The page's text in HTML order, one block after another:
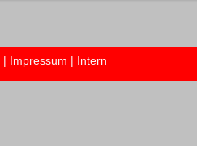
| Impressum | Intern